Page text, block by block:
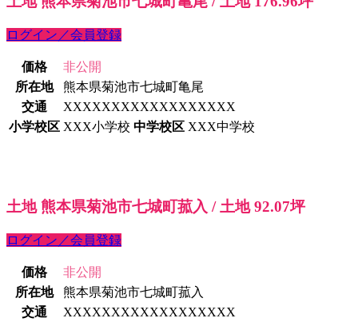
ログイン／会員登録
価格
非公開
所在地
熊本県菊池市七城町亀尾
交通
XXXXXXXXXXXXXXXXXX
小学校区 XXX小学校 中学校区 XXX中学校
土地 熊本県菊池市七城町菰入 / 土地 92.07坪
ログイン／会員登録
価格
非公開
所在地
熊本県菊池市七城町菰入
交通
XXXXXXXXXXXXXXXXXX